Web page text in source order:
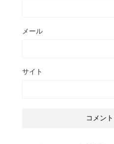
メール
サイト